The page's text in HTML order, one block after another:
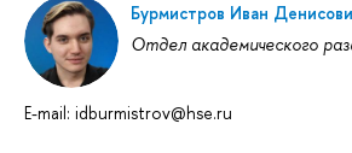
Бурмистров Иван
Отдел академического
E-mail: idburmistrov@hse.ru